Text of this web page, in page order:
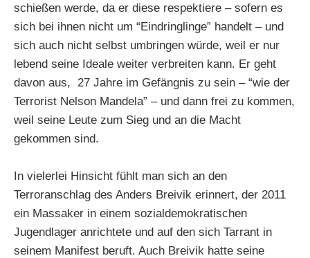
schießen werde, da er diese respektiere – sofern es
sich bei ihnen nicht um “Eindringlinge” handelt – und
sich auch nicht selbst umbringen würde, weil er nur
lebend seine Ideale weiter verbreiten kann. Er geht
davon aus, 27 Jahre im Gefängnis zu sein – “wie der
Terrorist Nelson Mandela” – und dann frei zu kommen,
weil seine Leute zum Sieg und an die Macht
gekommen sind.
In vielerlei Hinsicht fühlt man sich an den
Terroranschlag des Anders Breivik erinnert, der 2011
ein Massaker in einem sozialdemokratischen
Jugendlager anrichtete und auf den sich Tarrant in
seinem Manifest beruft. Auch Breivik hatte seine